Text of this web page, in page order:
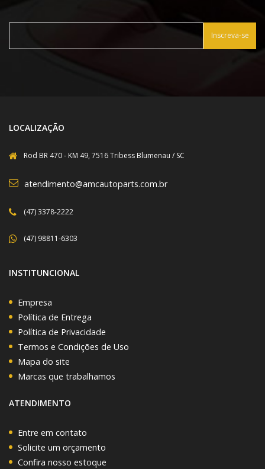
Inscreva-se
LOCALIZAÇÃO
Rod BR 470 - KM 49, 7516 Tribess Blumenau / SC
atendimento@amcautoparts.com.br
(47) 3378-2222
(47) 98811-6303
INSTITUNCIONAL
Empresa
Política de Entrega
Política de Privacidade
Termos e Condições de Uso
Mapa do site
Marcas que trabalhamos
ATENDIMENTO
Entre em contato
Solicite um orçamento
Confira nosso estoque